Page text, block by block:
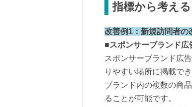
指標から考え
改善例1：新規訪問者の
■スポンサーブランド広
スポンサーブランド広
りやすい場所に掲載でき
ブランド内の複数の商
ることが可能です。